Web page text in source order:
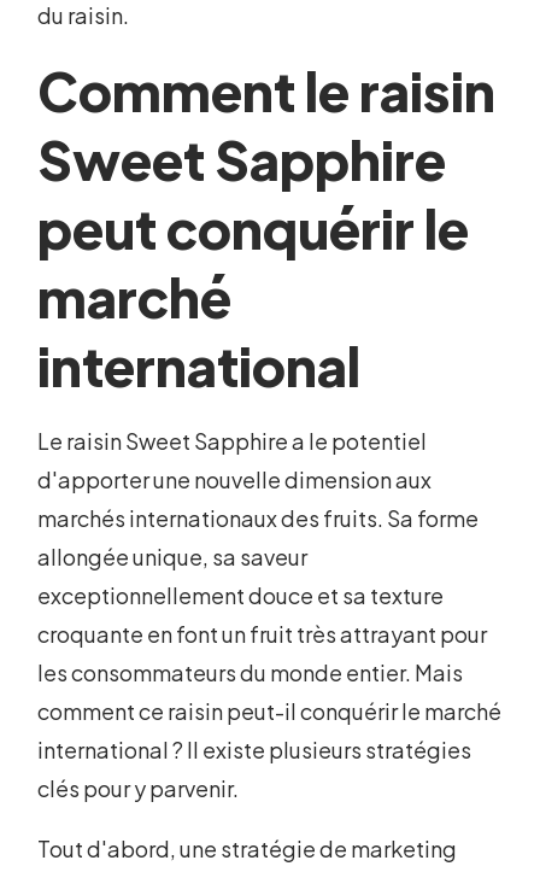
du raisin.
Comment le raisin
Sweet Sapphire
peut conquérir le
marché
international
Le raisin Sweet Sapphire a le potentiel
d'apporter une nouvelle dimension aux
marchés internationaux des fruits. Sa forme
allongée unique, sa saveur
exceptionnellement douce et sa texture
croquante en font un fruit très attrayant pour
les consommateurs du monde entier. Mais
comment ce raisin peut-il conquérir le marché
international ? Il existe plusieurs stratégies
clés pour y parvenir.
Tout d'abord, une stratégie de marketing